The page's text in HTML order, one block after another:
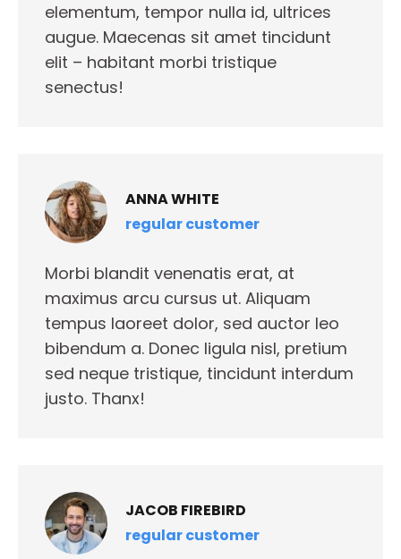
elementum, tempor nulla id, ultrices
augue. Maecenas sit amet tincidunt
elit – habitant morbi tristique
senectus!
ANNA WHITE
regular customer
Morbi blandit venenatis erat, at
maximus arcu cursus ut. Aliquam
tempus laoreet dolor, sed auctor leo
bibendum a. Donec ligula nisl, pretium
sed neque tristique, tincidunt interdum
justo. Thanx!
JACOB FIREBIRD
regular customer